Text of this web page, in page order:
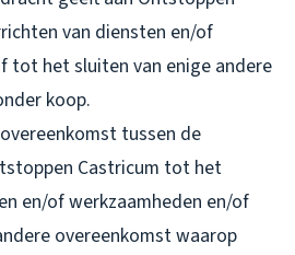
van diensten en/of
tot het sluiten van enige andere
koop.
tussen de
Castricum tot het
en/of werkzaamheden en/of
overeenkomst waarop